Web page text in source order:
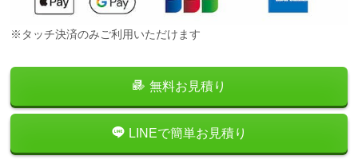
※タッチ決済のみご利用いただけます
無料お見積り
LINEで簡単お見積り